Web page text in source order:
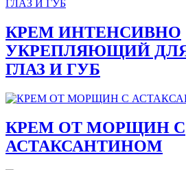
КРЕМ ИНТЕНСИВНО
УКРЕПЛЯЮЩИЙ
ГЛАЗ И ГУБ
КРЕМ ОТ МОРЩИН С
АСТАКСАНТИНОМ